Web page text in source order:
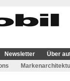
Newsletter
Über